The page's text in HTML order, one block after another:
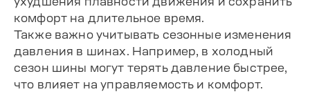
комфорт на длительное время.
Также важно учитывать сезонные изменения
давления в шинах. Например, в холодный
сезон шины могут терять давление быстрее,
что влияет на управляемость и комфорт.